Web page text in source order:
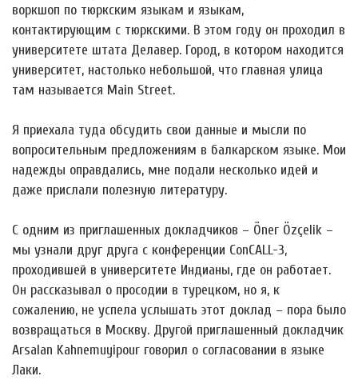
воркшоп по тюркским языкам и языкам,
контактирующим с тюркскими. В этом году он проходил в
университете штата Делавер. Город, в котором находится
университет, настолько небольшой, что главная улица
там называется Main Street.
Я приехала туда обсудить свои данные и мысли по
вопросительным предложениям в балкарском языке. Мои
надежды оправдались, мне подали несколько идей и
даже прислали полезную литературу.
С одним из приглашенных докладчиков – Öner Özçelik –
мы узнали друг друга с конференции ConCALL-3,
проходившей в университете Индианы, где он работает.
Он рассказывал о просодии в турецком, но я, к
сожалению, не успела услышать этот доклад – пора было
возвращаться в Москву. Другой приглашенный докладчик
Arsalan Kahnemuyipour говорил о согласовании в языке
Лаки.